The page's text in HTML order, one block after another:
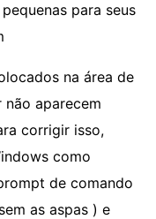
para seus
na área de
aparecem
corrigir isso,
como
de comando
as aspas ) e